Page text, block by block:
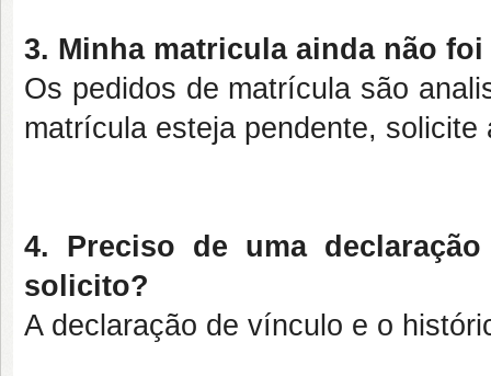
3. Minha matricula ainda não
Os pedidos de matrícula são
matrícula esteja pendente, solicite
4. Preciso de uma
solicito?
A declaração de vínculo e o